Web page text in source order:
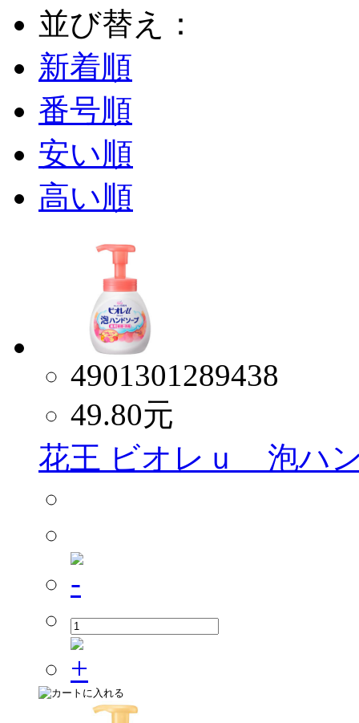
並び替え：
新着順
番号順
安い順
高い順
4901301289438
49.80元
花王 ビオレｕ 泡ハ